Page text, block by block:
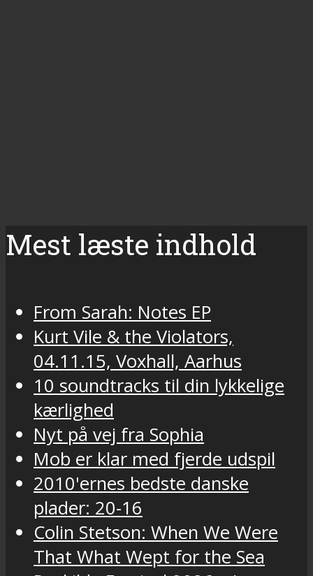
Mest læste indhold
From Sarah: Notes EP
Kurt Vile & the Violators,
04.11.15, Voxhall, Aarhus
10 soundtracks til din lykkelige
kærlighed
Nyt på vej fra Sophia
Mob er klar med fjerde udspil
2010'ernes bedste danske
plader: 20-16
Colin Stetson: When We Were
That What Wept for the Sea